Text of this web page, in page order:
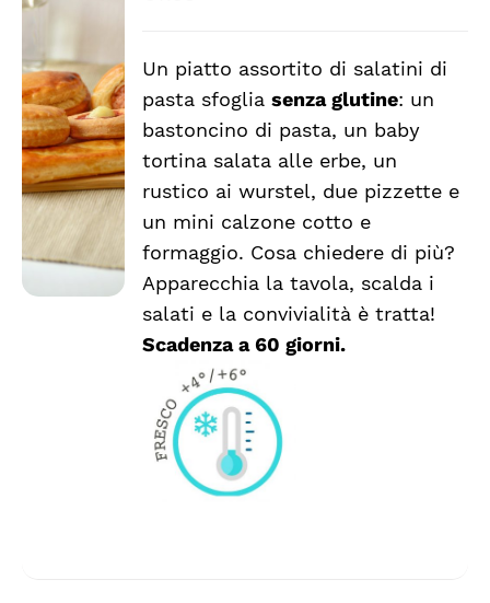
AGGIUNGI
AL
CARRELLO
/
DETTAGLI
Un piatto assortito di salatini di
pasta sfogliasenza glutine: un
bastoncino di pasta, un baby
tortina salata alle erbe, un
rustico ai wurstel, due pizzette e
un mini calzone cotto e
formaggio. Cosa chiedere di più?
Apparecchia la tavola, scalda i
salati e la convivialità è tratta!
Scadenza a 60 giorni.